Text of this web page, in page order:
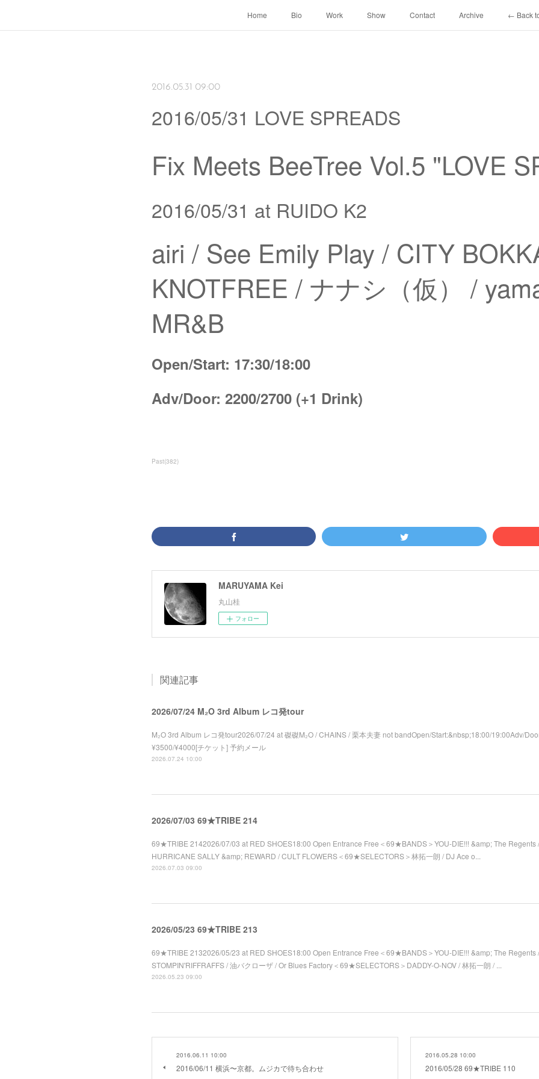
Home Bio Work Show Contact Archive ← Back
2016.05.31 09:00
2016/05/31 LOVE SPREADS
Fix Meets BeeTree Vol.5 "LOVE
2016/05/31 at RUIDO K2
airi / See Emily Play / CITY
KNOTFREE / ナナシ（仮） /
MR&B
Open/Start: 17:30/18:00
Adv/Door: 2200/2700 (+1 Drink)
Past(382)
MARUYAMA Kei
丸山桂
フォロー
関連記事
2026/07/24 M₂O 3rd Album レコ発tour
M₂O 3rd Album レコ発tour2026/07/24 at 磔磔M₂O / CHAINS / 栗本夫妻 not bandOpen/Start:&nbsp;18:00/19:00Adv/
¥3500/¥4000[チケット] 予約メール
2026.07.24 10:00
2026/07/03 69★TRIBE 214
69★TRIBE 2142026/07/03 at RED SHOES18:00 Open Entrance Free＜69★BANDS＞YOU-DIE!!! &amp; The Regents
HURRICANE SALLY &amp; REWARD / CULT FLOWERS＜69★SELECTORS＞林拓一朗 / DJ Ace o...
2026.07.03 09:00
2026/05/23 69★TRIBE 213
69★TRIBE 2132026/05/23 at RED SHOES18:00 Open Entrance Free＜69★BANDS＞YOU-DIE!!! &amp; The Regents /
STOMPIN'RIFFRAFFS / 油バクローザ / Or Blues Factory＜69★SELECTORS＞DADDY-O-NOV / 林拓一朗 / ...
2026.05.23 09:00
2016.06.11 10:00
2016/06/11 横浜〜京都。ムジカで待ち合わせ
2016.05.28 10:00
2016/05/28 69★TRIBE 110